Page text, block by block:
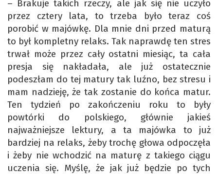
– Brakuje takich rzeczy, ale jak się nie uczyło
przez cztery lata, to trzeba było teraz coś
porobić w majówkę. Dla mnie dni przed maturą
to był kompletny relaks. Tak naprawdę ten stres
trwał może przez cały ostatni miesiąc, ta cała
presja się nakładała, ale już ostatecznie
podeszłam do tej matury tak luźno, bez stresu i
mam nadzieję, że tak zostanie do końca matur.
Ten tydzień po zakończeniu roku to były
powtórki do polskiego, głównie jakieś
najważniejsze lektury, a ta majówka to już
bardziej na relaks, żeby trochę głowa odpoczęła
i żeby nie wchodzić na maturę z takiego ciągu
uczenia się. Myślę, że jak już będzie po tych